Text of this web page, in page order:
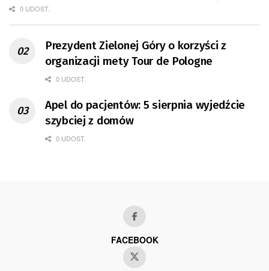
0 UDOST.
Prezydent Zielonej Góry o korzyści z
organizacji mety Tour de Pologne
0 UDOST.
Apel do pacjentów: 5 sierpnia wyjedźcie
szybciej z domów
0 UDOST.
FACEBOOK